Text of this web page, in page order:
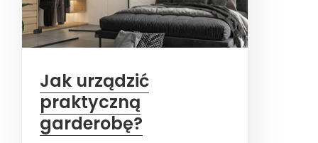
Jak urządzić
praktyczną
garderobę?